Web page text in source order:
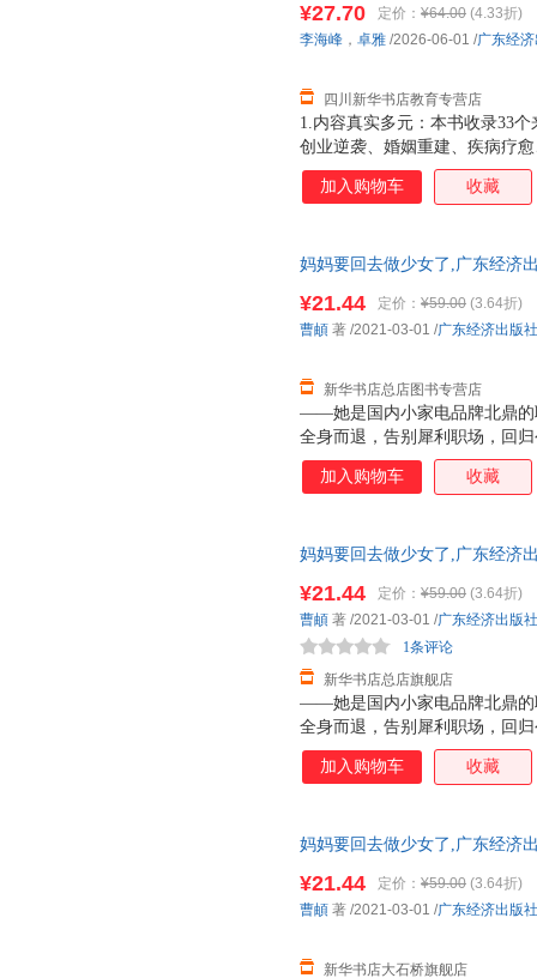
彩心理学践行者）联袂主编，
的资深实践者，内容经过反复
1.内容真实多元：本书收录33
创业逆袭、婚姻重建、疾病疗
本，为读者提供丰富可参照的
贯穿线索，将抽象的情绪、关
式，读者可与作者直接交流互
彩心理学践行者）联袂主编，
的资深实践者，内容经过反复
¥27.70 定价： ¥64.00 (4.33折)
四川新华书店教育专营店
李海峰 ， 卓雅 /2026-06-01 /广东经
加入购物车 收藏
妈妈要回去做少女了,广东经济
——她是国内小家电品牌北鼎的
全身而退，告别犀利职场，回
——从结婚生子到创业，从带着
名公益人，人生每个重要节
¥21.44 定价： ¥59.00 (3.64折)
新华书店总店图书专营店
曹頔 著 /2021-03-01 /广东经济出版社
加入购物车 收藏
妈妈要回去做少女了,广东经济
——她是国内小家电品牌北鼎的
全身而退，告别犀利职场，回
——从结婚生子到创业，从带着
名公益人，人生每个重要节
¥21.44 定价： ¥59.00 (3.64折)
新华书店总店旗舰店
1条评论
曹頔 著 /2021-03-01 /广东经济出版社
加入购物车 收藏
妈妈要回去做少女了,广东经济
¥21.44 定价： ¥59.00 (3.64折)
新华书店大石桥旗舰店
曹頔 著 /2021-03-01 /广东经济出版社